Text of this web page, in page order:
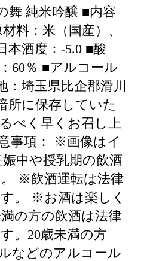
舞 純米吟醸 ■内容
料：米（国産）、
本酒度：-5.0 ■酸
60％ ■アルコール
：埼玉県比企郡滑川
所に保存していた
べく早くお召し上
事項： ※画像はイ
中や授乳期の飲酒
※飲酒運転は法律
。 ※お酒は楽しく
の方の飲酒は法律
。20歳未満の方
などのアルコール